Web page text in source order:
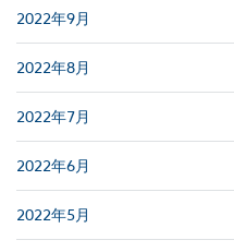
2022年9月
2022年8月
2022年7月
2022年6月
2022年5月